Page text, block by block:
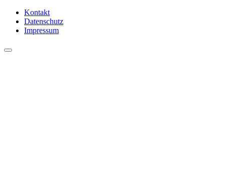
Kontakt
Datenschutz
Impressum